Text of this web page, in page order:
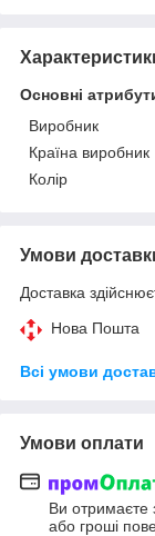
Основні
Виробник
Країна виробник
Колір
Умови
Доставка
Нова Пошта
Всі умови
Умови оплати
Ви отримаєте
або гроші